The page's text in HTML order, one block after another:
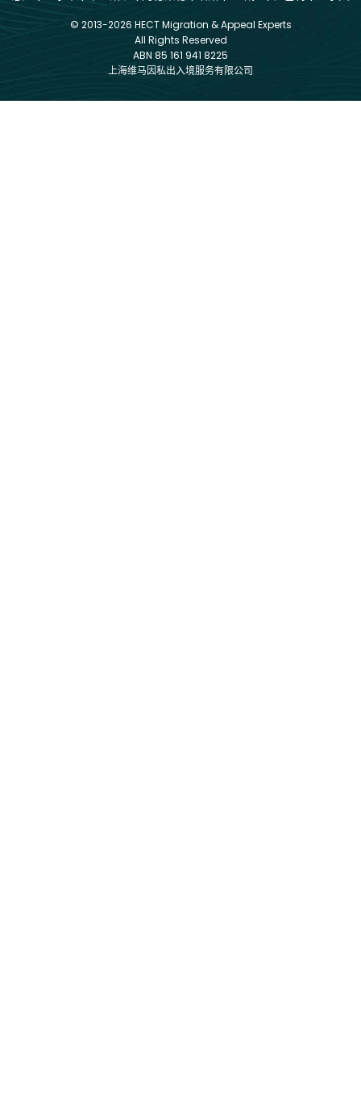
© 2013-2026 HECT Migration & Appeal Experts
All Rights Reserved
ABN 85 161 941 8225
上海维马因私出入境服务有限公司